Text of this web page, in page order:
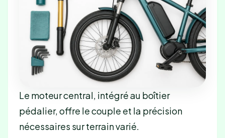
Le moteur central, intégré au boîtier
pédalier, offre le couple et la précision
nécessaires sur terrain varié.